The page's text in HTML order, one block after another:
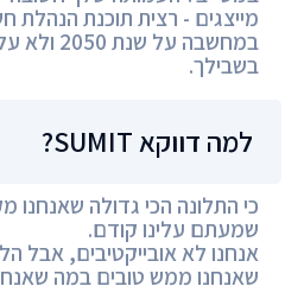
מייצגים - רצית תוכנת הנהלת
בשבילך.
למה דווקא SUMIT?
כי התלונה הכי גדולה
שמעתם עלינו קודם.
אנחנו לא אובייקטיבים, אבל
שאנחנו ממש טובים במה